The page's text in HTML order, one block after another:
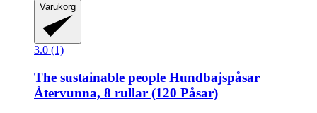
Varukorg
3.0 (1)
The sustainable people Hundbajspåsar
Återvunna, 8 rullar (120 Påsar)